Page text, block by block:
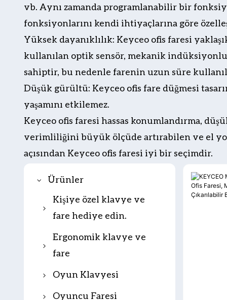
vb. Aynı zamanda programlanabilir bir
fonksiyonlarını kendi ihtiyaçlarına göre
Yüksek dayanıklılık: Keyceo ofis faresi
kullanılan optik sensör, mekanik
sahiptir, bu nedenle farenin uzun süre
Düşük gürültü: Keyceo ofis fare düğmesi
yaşamını etkilemez.
Keyceo ofis faresi hassas konumlandırma,
verimliliğini büyük ölçüde artırabilen ve el
açısından Keyceo ofis faresi iyi bir seçimdir.
Ürünler
Kişiye özel klavye ve
fare hediye edin.
Hediye Klavye
Hediye faresi
Hediye Klavye ve
Fare
Ergonomik klavye ve
fare
Ergonomik klavye
Ergonomik Fare
Oyun Klavyesi
Manyetik Anahtar
Oyuncu Faresi